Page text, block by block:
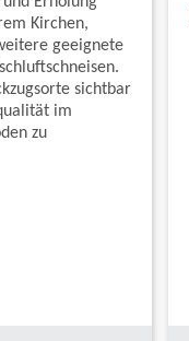
Kirchen,
geeignete
sichtbar
im
zu